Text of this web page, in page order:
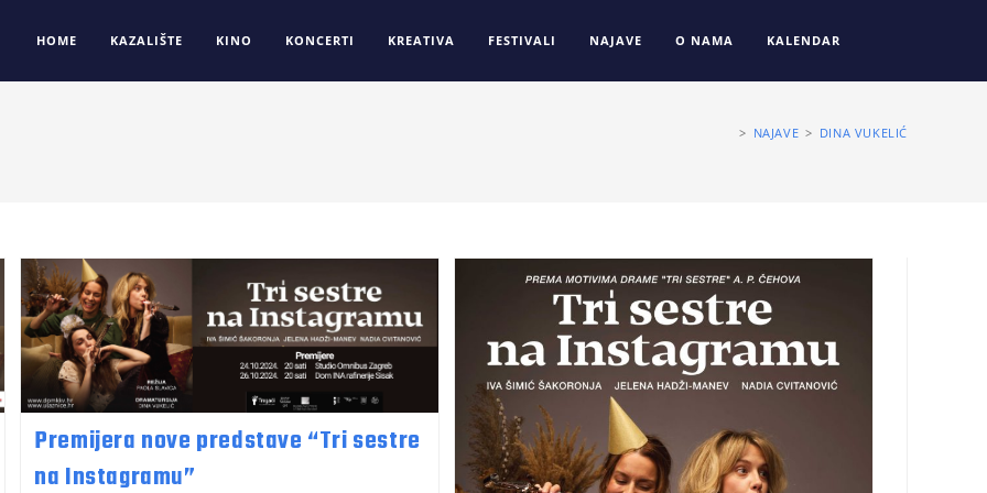
HOME KAZALIŠTE KINO KONCERTI KREATIVA FESTIVALI NAJAVE O NAMA KALENDAR
> NAJAVE > DINA VUKELIĆ
Premijera nove predstave “Tri sestre
na Instagramu”